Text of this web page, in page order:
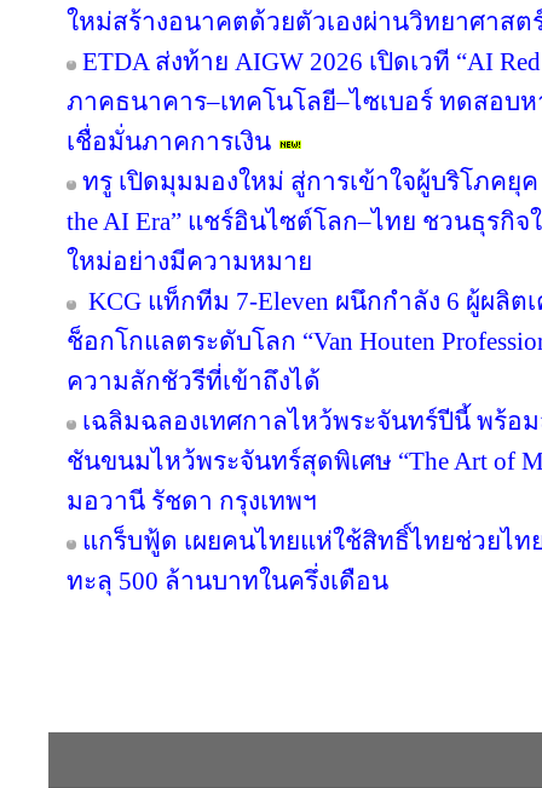
ใหม่สร้างอนาคตด้วยตัวเองผ่านวิทยาศาสต
ETDA ส่งท้าย AIGW 2026 เปิดเวที “AI
ภาคธนาคาร–เทคโนโลยี–ไซเบอร์ ทดสอบห
เชื่อมั่นภาคการเงิน
ทรู เปิดมุมมองใหม่ สู่การเข้าใจผู้บริโภคยุค
the AI Era” แชร์อินไซต์โลก–ไทย ชวนธุรกิจ
ใหม่อย่างมีความหมาย
KCG แท็กทีม 7-Eleven ผนึกกำลัง 6 ผู้ผลิ
ช็อกโกแลตระดับโลก “Van Houten
ความลักชัวรีที่เข้าถึงได้
เฉลิมฉลองเทศกาลไหว้พระจันทร์ปีนี้ พร้อ
ชันขนมไหว้พระจันทร์สุดพิเศษ “The Art of
มอวานี รัชดา กรุงเทพฯ
แกร็บฟู้ด เผยคนไทยแห่ใช้สิทธิ์ไทยช่วยไท
ทะลุ 500 ล้านบาทในครึ่งเดือน